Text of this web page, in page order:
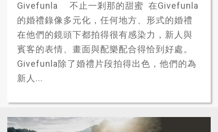
Givefunla 不止一剎那的甜蜜 在Givefunla
的婚禮錄像多元化，任何地方、形式的婚禮
在他們的鏡頭下都拍得很有感染力，新人與
賓客的表情、畫面與配樂配合得恰到好處。
Givefunla除了婚禮片段拍得出色，他們的為
新人...